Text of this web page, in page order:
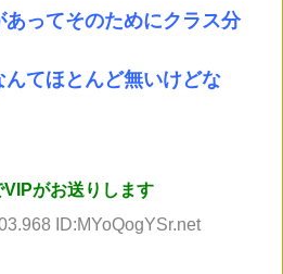
ってそのためにクラス分
てほとんど無いけどな
がお送りします
ID:MYoQogYSr.net